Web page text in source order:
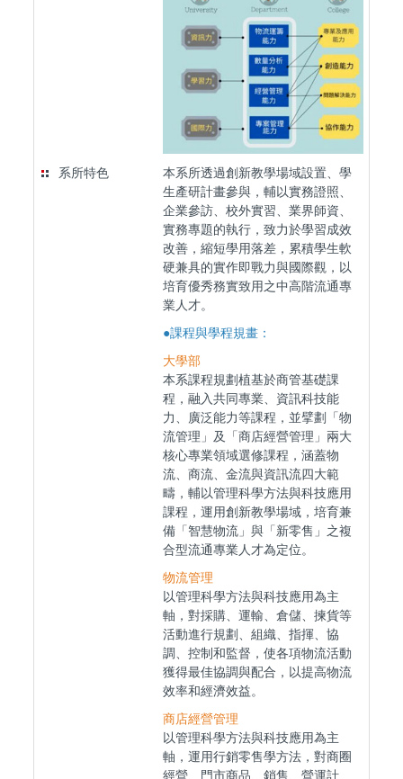
系所特色
本系所透過創新教學場域設置、學
生產研計畫參與，輔以實務證照、
企業參訪、校外實習、業界師資、
實務專題的執行，致力於學習成效
改善，縮短學用落差，累積學生軟
硬兼具的實作即戰力與國際觀，以
培育優秀務實致用之中高階流通專
業人才。
●課程與學程規畫：
大學部
本系課程規劃植基於商管基礎課
程，融入共同專業、資訊科技能
力、廣泛能力等課程，並擘劃「物
流管理」及「商店經營管理」兩大
核心專業領域選修課程，涵蓋物
流、商流、金流與資訊流四大範
疇，輔以管理科學方法與科技應用
課程，運用創新教學場域，培育兼
備「智慧物流」與「新零售」之複
合型流通專業人才為定位。
物流管理
以管理科學方法與科技應用為主
軸，對採購、運輸、倉儲、揀貨等
活動進行規劃、組織、指揮、協
調、控制和監督，使各項物流活動
獲得最佳協調與配合，以提高物流
效率和經濟效益。
商店經營管理
以管理科學方法與科技應用為主
軸，運用行銷零售學方法，對商圈
經營、門市商品、銷售、營運計